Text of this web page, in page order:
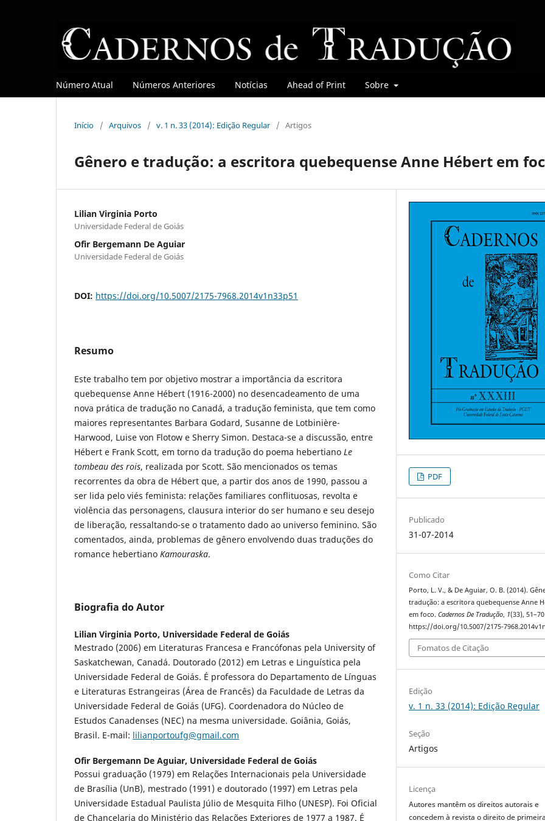
Número Atual Números Anteriores Notícias Ahead of Print Sobre
Início / Arquivos / v. 1 n. 33 (2014): Edição Regular / Artigos
Gênero e tradução: a escritora quebequense Anne Hébert em
Lilian Virginia Porto
Universidade Federal de Goiás
Ofir Bergemann De Aguiar
Universidade Federal de Goiás
DOI: https://doi.org/10.5007/2175-7968.2014v1n33p51
Resumo
Este trabalho tem por objetivo mostrar a importância da escritora
quebequense Anne Hébert (1916-2000) no desencadeamento de uma
nova prática de tradução no Canadá, a tradução feminista, que tem como
maiores representantes Barbara Godard, Susanne de Lotbinière-
Harwood, Luise von Flotow e Sherry Simon. Destaca-se a discussão, entre
Hébert e Frank Scott, em torno da tradução do poema hebertiano Le
tombeau des rois, realizada por Scott. São mencionados os temas
recorrentes da obra de Hébert que, a partir dos anos de 1990, passou a
ser lida pelo viés feminista: relações familiares conflituosas, revolta e
violência das personagens, clausura interior do ser humano e seu desejo
de liberação, ressaltando-se o tratamento dado ao universo feminino. São
comentados, ainda, problemas de gênero envolvendo duas traduções do
romance hebertiano Kamouraska.
Biografia do Autor
Lilian Virginia Porto, Universidade Federal de Goiás
Mestrado (2006) em Literaturas Francesa e Francófonas pela University of
Saskatchewan, Canadá. Doutorado (2012) em Letras e Linguística pela
Universidade Federal de Goiás. É professora do Departamento de Línguas
e Literaturas Estrangeiras (Área de Francês) da Faculdade de Letras da
Universidade Federal de Goiás (UFG). Coordenadora do Núcleo de
Estudos Canadenses (NEC) na mesma universidade. Goiânia, Goiás,
Brasil. E-mail: lilianportoufg@gmail.com
Ofir Bergemann De Aguiar, Universidade Federal de Goiás
Possui graduação (1979) em Relações Internacionais pela Universidade
de Brasília (UnB), mestrado (1991) e doutorado (1997) em Letras pela
Universidade Estadual Paulista Júlio de Mesquita Filho (UNESP). Foi Oficial
de Chancelaria do Ministério das Relações Exteriores de 1977 a 1987. É
PDF
Publicado
31-07-2014
Como Citar
Porto, L. V., & De Aguiar, O. B. (2014).
tradução: a escritora quebequense Anne
em foco.Cadernos De Tradução, 1(33),
https://doi.org/10.5007/2175-
Fomatos de Citação
Edição
v. 1 n. 33 (2014): Edição Regular
Seção
Artigos
Licença
Autores mantêm os direitos autorais e
concedem à revista o direito de